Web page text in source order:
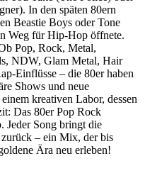
In den späten 80ern
Beastie Boys oder Tone
Weg für Hip-Hop öffnete.
Pop, Rock, Metal,
NDW, Glam Metal, Hair
Einflüsse – die 80er haben
Shows und neue
kreativen Labor, dessen
Das 80er Pop Rock
Jeder Song bringt die
– ein Mix, der bis
Ära neu erleben!